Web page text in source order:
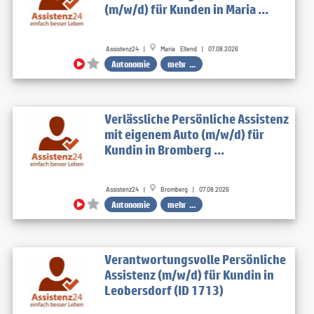
(m/w/d) für Kunden in Maria ...
Assistenz24 | Maria Ellend | 07.08.2026
Autonomie mehr ...
Verlässliche Persönliche Assistenz
mit eigenem Auto (m/w/d) für
Kundin in Bromberg ...
Assistenz24 | Bromberg | 07.08.2026
Autonomie mehr ...
Verantwortungsvolle Persönliche
Assistenz (m/w/d) für Kundin in
Leobersdorf (ID 1713)